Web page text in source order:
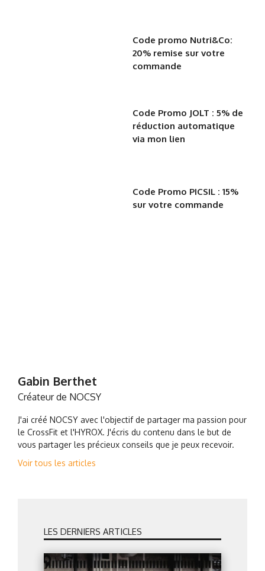
Code promo Nutri&Co:
20% remise sur votre
commande
Code Promo JOLT : 5% de
réduction automatique
via mon lien
Code Promo PICSIL : 15%
sur votre commande
Gabin Berthet
Créateur de NOCSY
J'ai créé NOCSY avec l'objectif de partager ma passion pour
le CrossFit et l'HYROX. J'écris du contenu dans le but de
vous partager les précieux conseils que je peux recevoir.
Voir tous les articles
LES DERNIERS ARTICLES